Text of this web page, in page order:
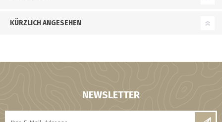
KÜRZLICH ANGESEHEN
NEWSLETTER